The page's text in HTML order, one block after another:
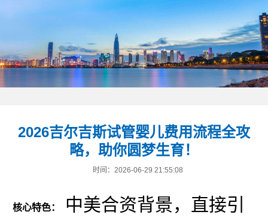
2026吉尔吉斯试管婴儿费用流程全攻
略，助你圆梦生育！
时间：2026-06-29 21:55:08
核心特色：
中美合资背景，直接引